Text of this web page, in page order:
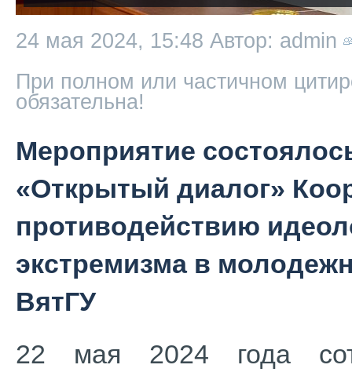
24 мая 2024, 15:48 Автор: admin
При полном или частичном
обязательна!
Мероприятие
«Открытый диалог»
противодействию
экстремизма в
ВятГУ
22 мая 2024 года